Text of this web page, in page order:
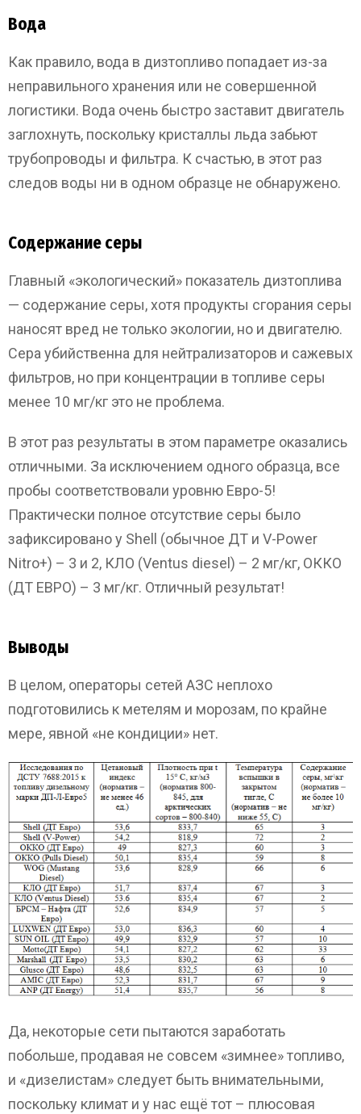
Вода
Как правило, вода в дизтопливо попадает из-за
неправильного хранения или не совершенной
логистики. Вода очень быстро заставит двигатель
заглохнуть, поскольку кристаллы льда забьют
трубопроводы и фильтра. К счастью, в этот раз
следов воды ни в одном образце не обнаружено.
Содержание серы
Главный «экологический» показатель дизтоплива
— содержание серы, хотя продукты сгорания серы
наносят вред не только экологии, но и двигателю.
Сера убийственна для нейтрализаторов и сажевых
фильтров, но при концентрации в топливе серы
менее 10 мг/кг это не проблема.
В этот раз результаты в этом параметре оказались
отличными. За исключением одного образца, все
пробы соответствовали уровню Евро-5!
Практически полное отсутствие серы было
зафиксировано у Shell (обычное ДТ и V-Power
Nitro+) – 3 и 2, КЛО (Ventus diesel) – 2 мг/кг, ОККО
(ДТ ЕВРО) – 3 мг/кг. Отличный результат!
Выводы
В целом, операторы сетей АЗС неплохо
подготовились к метелям и морозам, по крайне
мере, явной «не кондиции» нет.
Да, некоторые сети пытаются заработать
побольше, продавая не совсем «зимнее» топливо,
и «дизелистам» следует быть внимательными,
поскольку климат и у нас ещё тот – плюсовая